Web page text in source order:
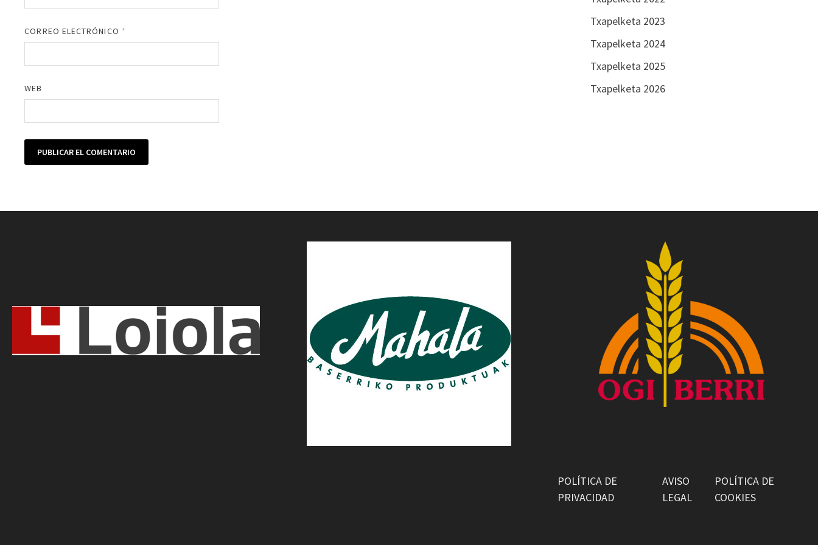
CORREO ELECTRÓNICO *
WEB
Txapelketa 2023
Txapelketa 2024
Txapelketa 2025
Txapelketa 2026
POLÍTICA DE
PRIVACIDAD
AVISO
LEGAL
POLÍTICA DE
COOKIES